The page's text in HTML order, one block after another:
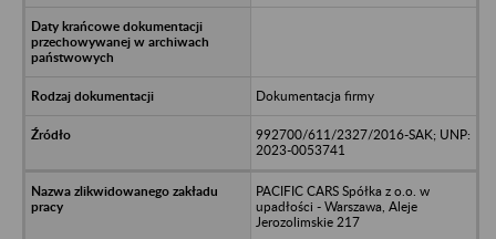
Dokumentacja firmy
992700/611/2327/2016-SAK; UNP:
2023-0053741
PACIFIC CARS Spółka z o.o. w
upadłości - Warszawa, Aleje
Jerozolimskie 217